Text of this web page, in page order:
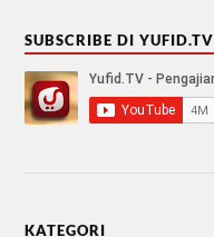
SUBSCRIBE DI YUFID.TV
KATEGORI